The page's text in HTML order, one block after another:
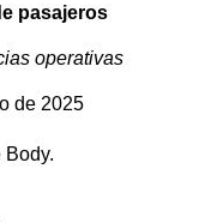
pasajeros
operativas
de 2025
Body.